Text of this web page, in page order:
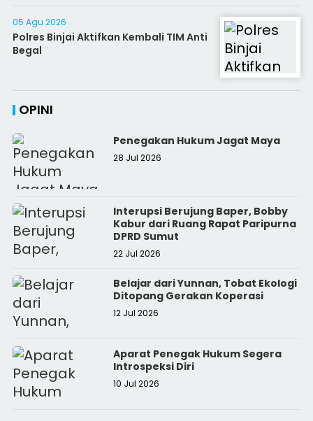
05 Agu 2026
Polres Binjai Aktifkan Kembali TIM Anti
Begal
OPINI
Penegakan Hukum Jagat Maya
28 Jul 2026
Interupsi Berujung Baper, Bobby
Kabur dari Ruang Rapat Paripurna
DPRD Sumut
22 Jul 2026
Belajar dari Yunnan, Tobat Ekologi
Ditopang Gerakan Koperasi
12 Jul 2026
Aparat Penegak Hukum Segera
Introspeksi Diri
10 Jul 2026